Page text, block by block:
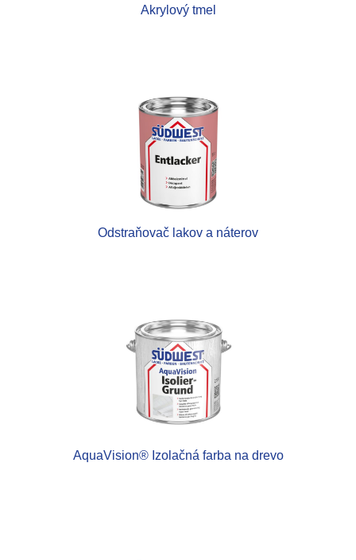
Akrylový tmel
Odstraňovač lakov a náterov
AquaVision® Izolačná farba na drevo